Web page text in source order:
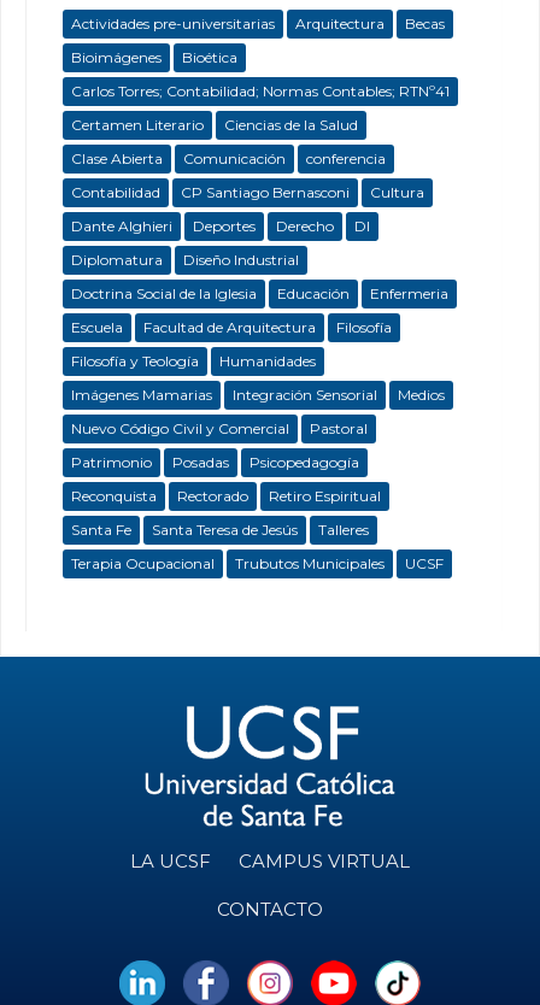
Actividades pre-universitarias Arquitectura
Becas
Bioimágenes
Bioética
Carlos Torres; Contabilidad; Normas Contables; RTNº41
Certamen Literario
Ciencias de la Salud
Clase Abierta
Comunicación
conferencia
Contabilidad
CP Santiago Bernasconi
Cultura
Dante Alghieri
Deportes Derecho
DI
Diplomatura
Diseño Industrial
Doctrina Social de la Iglesia
Educación
Enfermeria
Escuela
Facultad de Arquitectura
Filosofía
Filosofía y Teología
Humanidades
Imágenes Mamarias
Integración Sensorial
Medios
Nuevo Código Civil y Comercial
Pastoral
Patrimonio
Posadas
Psicopedagogía
Reconquista
Rectorado
Retiro Espiritual
Santa Fe
Santa Teresa de Jesús
Talleres
Terapia Ocupacional
Trubutos Municipales UCSF
LA UCSF CAMPUS VIRTUAL
CONTACTO